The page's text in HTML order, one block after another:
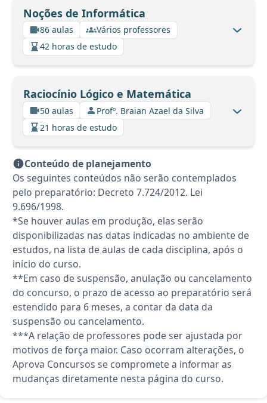
Noções de Informática
86 aulas
Vários professores
42 horas de estudo
Raciocínio Lógico e Matemática
50 aulas
Profº. Braian Azael da Silva
21 horas de estudo
Conteúdo de planejamento
Os seguintes conteúdos não serão contemplados
pelo preparatório: Decreto 7.724/2012. Lei
9.696/1998.
*Se houver aulas em produção, elas serão
disponibilizadas nas datas indicadas no ambiente de
estudos, na lista de aulas de cada disciplina, após o
início do curso.
**Em caso de suspensão, anulação ou cancelamento
do concurso, o prazo de acesso ao preparatório será
estendido para 6 meses, a contar da data da
suspensão ou cancelamento.
***A relação de professores pode ser ajustada por
motivos de força maior. Caso ocorram alterações, o
Aprova Concursos se compromete a informar as
mudanças diretamente nesta página do curso.